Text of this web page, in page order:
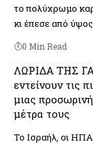
το πολύχρωμο
κι έπεσε από
0 Min Read
ΛΩΡΙΔΑ ΤΗΣ
εντείνουν τις
μιας
μέτρα τους
Το Ισραήλ, οι ΗΠΑ